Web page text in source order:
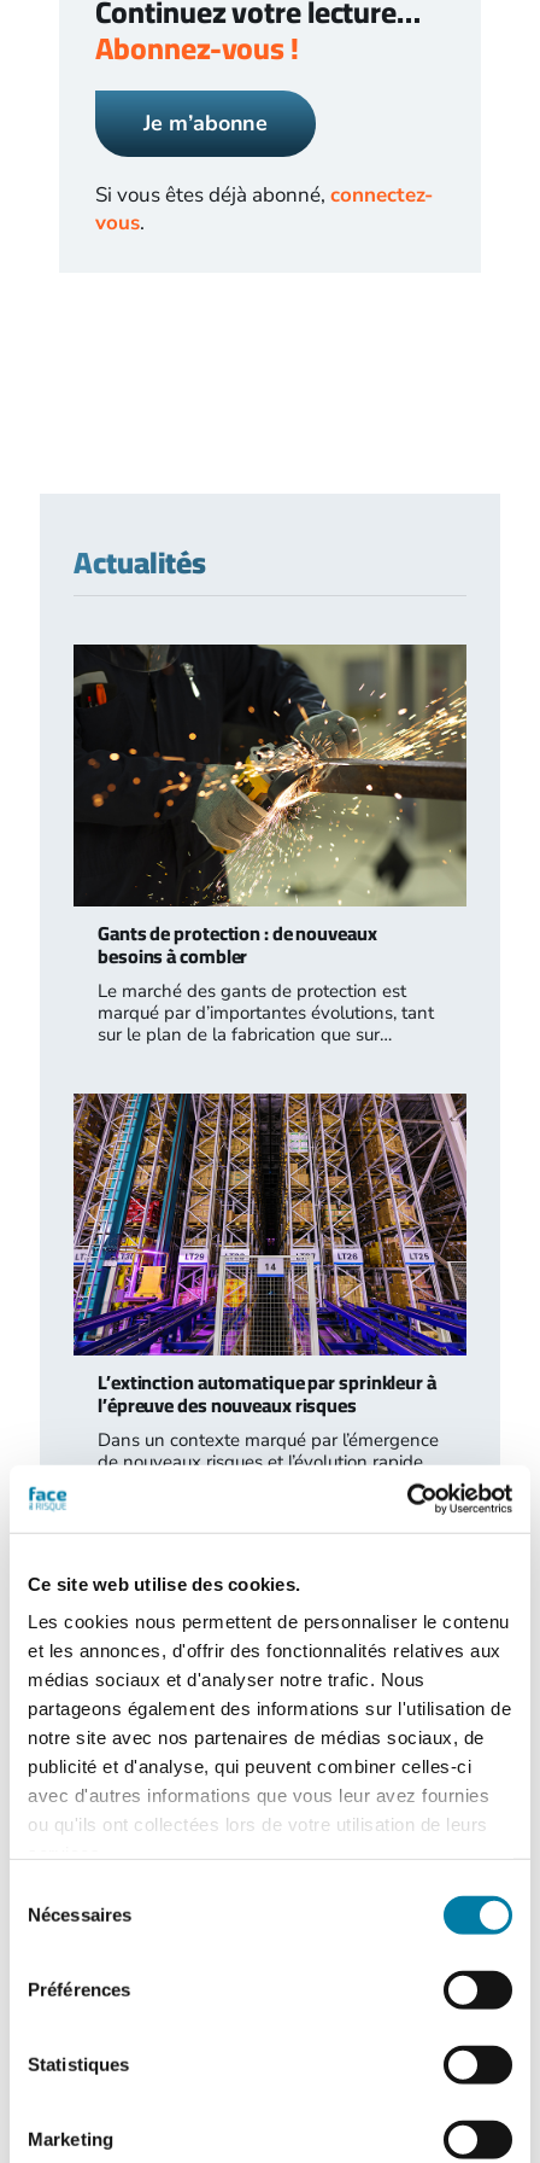
Ce site web utilise des cookies.
Les cookies nous permettent de personnaliser le contenu
et les annonces, d'offrir des fonctionnalités relatives aux
médias sociaux et d'analyser notre trafic. Nous
partageons également des informations sur l'utilisation de
notre site avec nos partenaires de médias sociaux, de
publicité et d'analyse, qui peuvent combiner celles-ci
avec d'autres informations que vous leur avez fournies
ou qu'ils ont collectées lors de votre utilisation de leurs
Nécessaires
Préférences
Statistiques
Marketing
Continuez votre lecture…
Abonnez-vous !
Je m’abonne
Si vous êtes déjà abonné,connectez-
vous.
Actualités
Gants de protection : de nouveaux
besoins à combler
Le marché des gants de protection est
marqué par d’importantes évolutions, tant
sur le plan de la fabrication que sur…
L’extinction automatique par sprinkleur à
l’épreuve des nouveaux risques
Dans un contexte marqué par l’émergence
de nouveaux risques et l’évolution rapide
des modes de stockage et d’exploitation,
Accidentologie industrielle : les
Le Barpi a publié son inventaire des